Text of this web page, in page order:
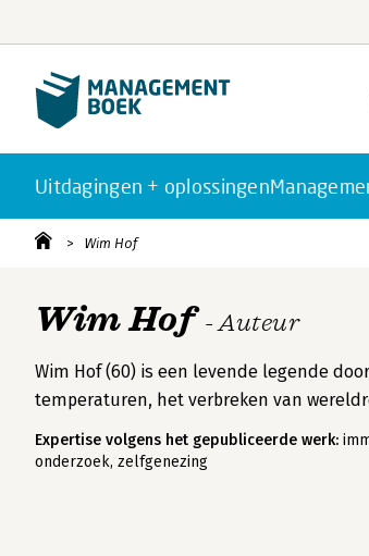
Uitdagingen + oplossingen
Wim Hof
Wim Hof - Auteur
Wim Hof (60) is een levende legende
temperaturen, het verbreken van
Expertise volgens het gepubliceerde werk:
onderzoek, zelfgenezing